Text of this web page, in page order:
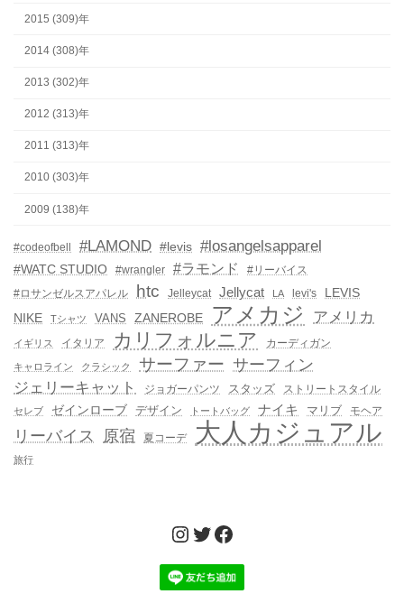
2015 (309)年
2014 (308)年
2013 (302)年
2012 (313)年
2011 (313)年
2010 (303)年
2009 (138)年
#codeofbell #LAMOND #levis #losangelsapparel
#WATC STUDIO #wrangler #ラモンド
#リーバイス
#ロサンゼルスアパレル
htc Jelleycat Jellycat LA levi's
LEVIS
NIKE
Tシャツ VANS ZANEROBE アメカジ アメリカ
イギリス イタリア カリフォルニア カーディガン
キャロライン クラシック サーファー サーフィン
ジェリーキャット
ジョガーパンツ スタッズ ストリートスタイル
セレブ ゼインローブ デザイン トートバッグ ナイキ マリブ モヘア
リーバイス 原宿 夏コーデ 大人カジュアル
旅行
Instagram
Twitter
Facebook